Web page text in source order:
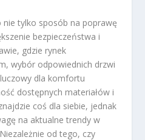
tylko sposób na poprawę
bezpieczeństwa i
gdzie rynek
wybór odpowiednich drzwi
dla komfortu
dostępnych materiałów i
coś dla siebie, jednak
na aktualne trendy w
od tego, czy